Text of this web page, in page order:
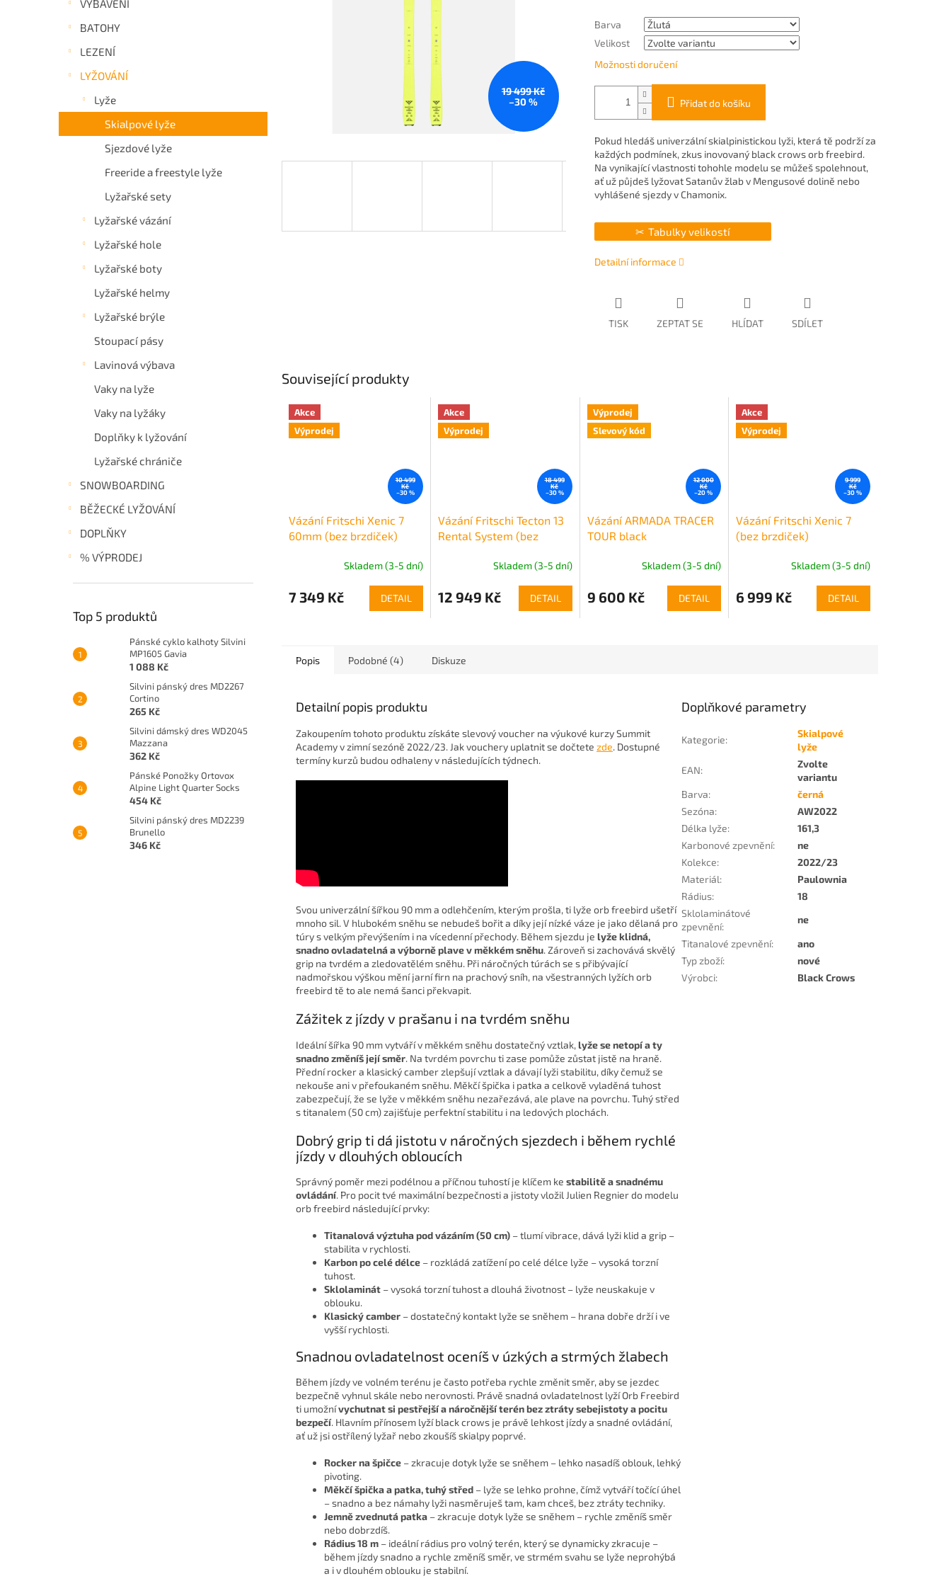
VYBAVENÍ
BATOHY
LEZENÍ
LYŽOVÁNÍ
Lyže
Skialpové lyže
Sjezdové lyže
Freeride a freestyle lyže
Lyžařské sety
Lyžařské vázání
Lyžařské hole
Lyžařské boty
Lyžařské helmy
Lyžařské brýle
Stoupací pásy
Lavinová výbava
Vaky na lyže
Vaky na lyžáky
Doplňky k lyžování
Lyžařské chrániče
SNOWBOARDING
BĚŽECKÉ LYŽOVÁNÍ
DOPLŇKY
% VÝPRODEJ
Top 5 produktů
Pánské cyklo kalhoty Silvini
MP1605 Gavia
1 088 Kč
Silvini pánský dres MD2267
Cortino
265 Kč
Silvini dámský dres WD2045
Mazzana
362 Kč
Pánské Ponožky Ortovox
Alpine Light Quarter Socks
454 Kč
Silvini pánský dres MD2239
Brunello
346 Kč
19 499 Kč
–30 %
Barva
Velikost
Možnosti doručení
Přidat do košíku
Pokud hledáš univerzální skialpinistickou lyži, která tě podrží za
každých podmínek, zkus inovovaný black crows orb freebird.
Na vynikající vlastnosti tohohle modelu se můžeš spolehnout,
ať už půjdeš lyžovat Satanův žlab v Mengusové dolině nebo
vyhlášené sjezdy v Chamonix.
Tabulky velikostí
Detailní informace
TISK ZEPTAT SE HLÍDAT SDÍLET
Související produkty
Akce
Výprodej
10 499
Kč
–30 %
Vázání Fritschi Xenic 7
60mm (bez brzdiček)
Skladem (3-5 dní)
7 349 Kč DETAIL
Akce
Výprodej
18 499
Kč
–30 %
Vázání Fritschi Tecton 13
Rental System (bez
Skladem (3-5 dní)
12 949 Kč DETAIL
Výprodej
Slevový kód
12 000
Kč
–20 %
Vázání ARMADA TRACER
TOUR black
Skladem (3-5 dní)
9 600 Kč DETAIL
Akce
Výprodej
9 999
Kč
–30 %
Vázání Fritschi Xenic 7
(bez brzdiček)
Skladem (3-5 dní)
6 999 Kč DETAIL
Popis Podobné (4) Diskuze
Detailní popis produktu
Zakoupením tohoto produktu získáte slevový voucher na výukové kurzy Summit
Academy v zimní sezóně 2022/23. Jak vouchery uplatnit se dočtete zde. Dostupné
termíny kurzů budou odhaleny v následujících týdnech.
Svou univerzální šířkou 90 mm a odlehčením, kterým prošla, ti lyže orb freebird ušetří
mnoho sil. V hlubokém sněhu se nebudeš bořit a díky její nízké váze je jako dělaná pro
túry s velkým převýšením i na vícedenní přechody. Během sjezdu je lyže klidná,
snadno ovladatelná a výborně plave v měkkém sněhu. Zároveň si zachovává skvělý
grip na tvrdém a zledovatělém sněhu. Při náročných túrách se s přibývající
nadmořskou výškou mění jarní firn na prachový sníh, na všestranných lyžích orb
freebird tě to ale nemá šanci překvapit.
Zážitek z jízdy v prašanu i na tvrdém sněhu
Ideální šířka 90 mm vytváří v měkkém sněhu dostatečný vztlak, lyže se netopí a ty
snadno změníš její směr. Na tvrdém povrchu ti zase pomůže zůstat jistě na hraně.
Přední rocker a klasický camber zlepšují vztlak a dávají lyži stabilitu, díky čemuž se
nekouše ani v přefoukaném sněhu. Měkčí špička i patka a celkově vyladěná tuhost
zabezpečují, že se lyže v měkkém sněhu nezařezává, ale plave na povrchu. Tuhý střed
s titanalem (50 cm) zajišťuje perfektní stabilitu i na ledových plochách.
Dobrý grip ti dá jistotu v náročných sjezdech i během rychlé
jízdy v dlouhých obloucích
Správný poměr mezi podélnou a příčnou tuhostí je klíčem ke stabilitě a snadnému
ovládání. Pro pocit tvé maximální bezpečnosti a jistoty vložil Julien Regnier do modelu
orb freebird následující prvky:
Titanalová výztuha pod vázáním(50 cm) – tlumí vibrace, dává lyži klid a grip –
stabilita v rychlosti.
Karbon po celé délce – rozkládá zatížení po celé délce lyže – vysoká torzní
tuhost.
Sklolaminát – vysoká torzní tuhost a dlouhá životnost – lyže neuskakuje v
oblouku.
Klasický camber – dostatečný kontakt lyže se sněhem – hrana dobře drží i ve
vyšší rychlosti.
Snadnou ovladatelnost oceníš v úzkých a strmých žlabech
Během jízdy ve volném terénu je často potřeba rychle změnit směr, aby se jezdec
bezpečně vyhnul skále nebo nerovnosti. Právě snadná ovladatelnost lyží Orb Freebird
ti umožnívychutnat si pestřejší a náročnější terén bez ztráty sebejistoty a pocitu
bezpečí. Hlavním přínosem lyží black crows je právě lehkost jízdy a snadné ovládání,
ať už jsi ostřílený lyžař nebo zkoušíš skialpy poprvé.
Rocker na špičce – zkracuje dotyk lyže se sněhem – lehko nasadíš oblouk, lehký
pivoting.
Měkčí špička a patka, tuhý střed – lyže se lehko prohne, čímž vytváří točící úhel
– snadno a bez námahy lyži nasměruješ tam, kam chceš, bez ztráty techniky.
Jemně zvednutá patka – zkracuje dotyk lyže se sněhem – rychle změníš směr
nebo dobrzdíš.
Rádius 18 m – ideální rádius pro volný terén, který se dynamicky zkracuje –
během jízdy snadno a rychle změníš směr, ve strmém svahu se lyže neprohýbá
a i v dlouhém oblouku je stabilní.
Doplňkové parametry
Kategorie:
Skialpové
lyže
EAN:
Zvolte
variantu
Barva:
černá
Sezóna:
AW2022
Délka lyže:
161,3
Karbonové zpevnění:
ne
Kolekce:
2022/23
Materiál:
Paulownia
Rádius:
18
Sklolaminátové
zpevnění:
ne
Titanalové zpevnění:
ano
Typ zboží:
nové
Výrobci: Black Crows